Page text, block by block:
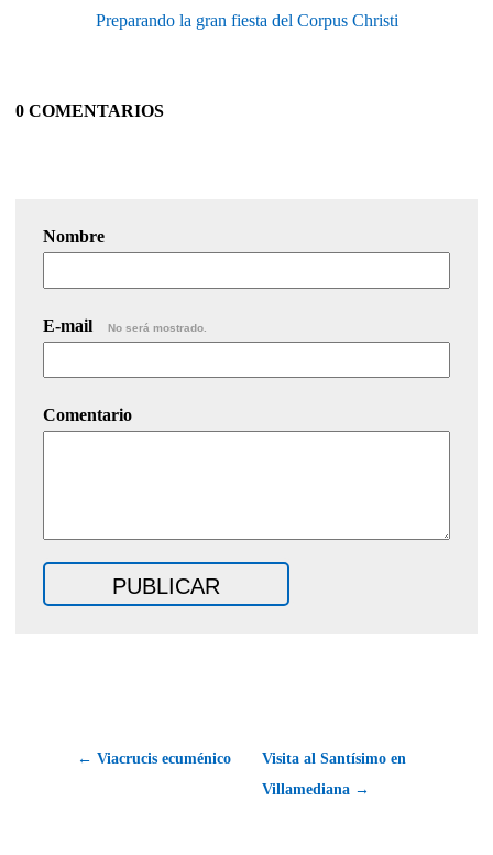
Preparando la gran fiesta del Corpus Christi
0 COMENTARIOS
Nombre
E-mail No será mostrado.
Comentario
← Viacrucis ecuménico
Visita al Santísimo en
Villamediana →